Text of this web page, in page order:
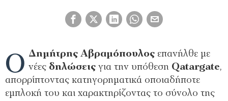
Ο Δημήτρης Αβραμόπουλοςεπανήλθε με
νέεςδηλώσειςγια την υπόθεση Qatargate,
απορρίπτοντας κατηγορηματικά οποιαδήποτε
εμπλοκή του και χαρακτηρίζοντας το σύνολο της